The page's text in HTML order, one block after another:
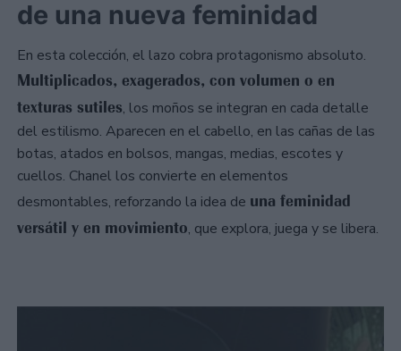
de una nueva feminidad
En esta colección, el lazo cobra protagonismo absoluto.
Multiplicados, exagerados, con volumen o en
texturas sutiles, los moños se integran en cada detalle
del estilismo. Aparecen en el cabello, en las cañas de las
botas, atados en bolsos, mangas, medias, escotes y
cuellos. Chanel los convierte en elementos
desmontables, reforzando la idea de una feminidad
versátil y en movimiento, que explora, juega y se libera.